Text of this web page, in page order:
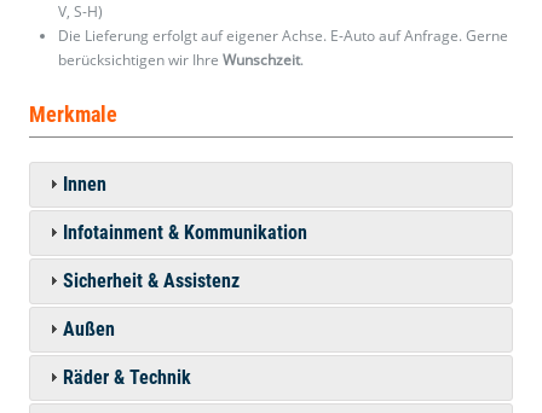
V, S-H)
Die Lieferung erfolgt auf eigener Achse. E-Auto auf Anfrage. Gerne
berücksichtigen wir Ihre Wunschzeit.
Merkmale
Innen
Infotainment & Kommunikation
Sicherheit & Assistenz
Außen
Räder & Technik